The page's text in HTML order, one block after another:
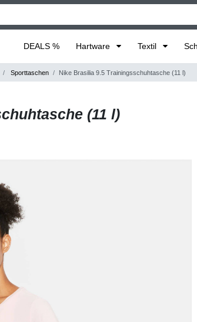
DEALS % Hartware Textil
Sporttaschen Nike Brasilia 9.5 Trainingsschuhtasche (11 l)
(11 l)